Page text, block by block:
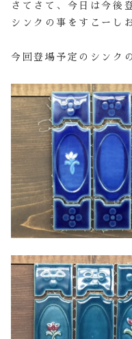
さてさて、今日は今後
シンクの事をすこーし
今回登場予定のシンク